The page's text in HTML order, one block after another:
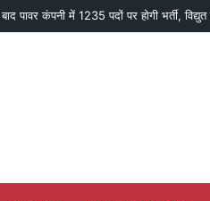
को मिली रफ्तार, वार्षिक बजट आवंटन बढ़कर